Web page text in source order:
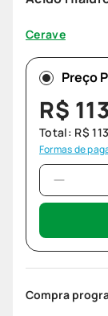
Cerave
Preço
R$ 113
Total: R$
Formas de
Compra